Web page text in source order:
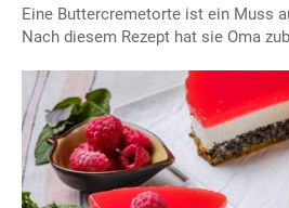
Eine Buttercremetorte ist ein Muss
Nach diesem Rezept hat sie Oma